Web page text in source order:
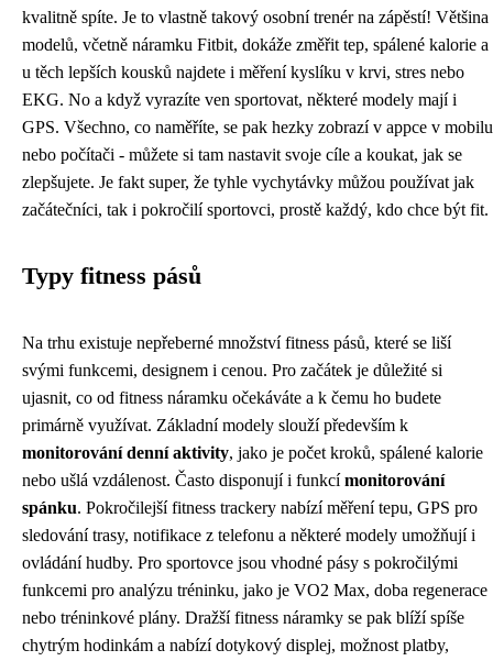
kvalitně spíte. Je to vlastně takový osobní trenér na zápěstí! Většina
modelů, včetně náramku Fitbit, dokáže změřit tep, spálené kalorie a
u těch lepších kousků najdete i měření kyslíku v krvi, stres nebo
EKG. No a když vyrazíte ven sportovat, některé modely mají i
GPS. Všechno, co naměříte, se pak hezky zobrazí v appce v mobilu
nebo počítači - můžete si tam nastavit svoje cíle a koukat, jak se
zlepšujete. Je fakt super, že tyhle vychytávky můžou používat jak
začátečníci, tak i pokročilí sportovci, prostě každý, kdo chce být fit.
Typy fitness pásů
Na trhu existuje nepřeberné množství fitness pásů, které se liší
svými funkcemi, designem i cenou. Pro začátek je důležité si
ujasnit, co od fitness náramku očekáváte a k čemu ho budete
primárně využívat. Základní modely slouží především k
monitorování denní aktivity, jako je počet kroků, spálené kalorie
nebo ušlá vzdálenost. Často disponují i funkcímonitorování
spánku. Pokročilejší fitness trackery nabízí měření tepu, GPS pro
sledování trasy, notifikace z telefonu a některé modely umožňují i
ovládání hudby. Pro sportovce jsou vhodné pásy s pokročilými
funkcemi pro analýzu tréninku, jako je VO2 Max, doba regenerace
nebo tréninkové plány. Dražší fitness náramky se pak blíží spíše
chytrým hodinkám a nabízí dotykový displej, možnost platby,